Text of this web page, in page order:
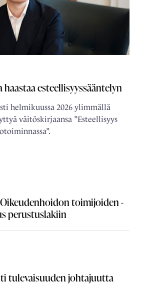
esteellisyyssääntelyn
helmikuussa 2026 ylimmällä
väitöskirjaansa ”Esteellisyys
Oikeudenhoidon toimijoiden
perustuslakiin
tulevaisuuden johtajuutta